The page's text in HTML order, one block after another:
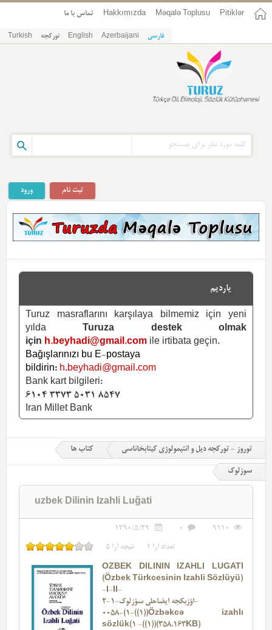
Pitiklər
Məqalə Toplusu
Hakkımızda تماس با ما
فارسی Azerbaijani
English تورکجه Turkish
ورود ثبت نام
یاردیم
Turuz masraflarını karşılaya bilmemiz için yeni
yılda
Turuza destek olmak
için h.beyhadi@gmail.com ile irtibata geçin.
Bağışlarınızı bu E-postaya
bildirin: h.beyhadi@gmail.com
Bank kart bilgileri:
6104 3373 5031 8547
Iran Millet Bank
توروز - تورکجه دیل و ائتیمولوژی کیتابخاناسی کتاب ها
سوزلوک
uzbek Dilinin Izahli Luğati
9110
0
1390/5/29
تعداد آرا 1 نتیجه آرا 5
ÖZBEK DILININ IZAHLI LUĞATI
(Özbek Türkcesinin Izahli Sözlüyü)
-I-II-
اؤزبکجه ایضاحلی سؤزلوک-1-2
-
0058-(1-((1))Özbəkcə izahlı
sözlük(1 -((1))(358.163KB)